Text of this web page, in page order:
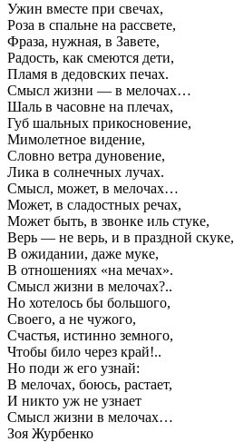
Ужин вместе при свечах,
Роза в спальне на рассвете,
Фраза, нужная, в Завете,
Радость, как смеются дети,
Пламя в дедовских печах.
Смысл жизни — в мелочах…
Шаль в часовне на плечах,
Губ шальных прикосновение,
Мимолетное видение,
Словно ветра дуновение,
Лика в солнечных лучах.
Смысл, может, в мелочах…
Может, в сладостных речах,
Может быть, в звонке иль стуке,
Верь — не верь, и в праздной скуке,
В ожидании, даже муке,
В отношениях «на мечах».
Смысл жизни в мелочах?..
Но хотелось бы большого,
Своего, а не чужого,
Счастья, истинно земного,
Чтобы било через край!..
Но поди ж его узнай:
В мелочах, боюсь, растает,
И никто уж не узнает
Смысл жизни в мелочах…
Зоя Журбенко